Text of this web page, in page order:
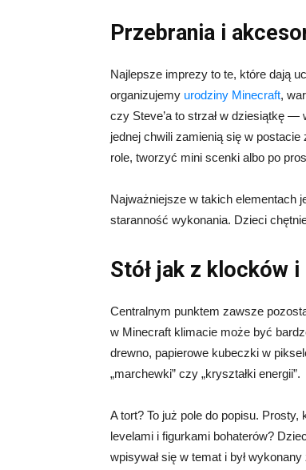
Przebrania i
Najlepsze imprezy to te, które dają
organizujemy urodziny Minecraft,
czy Steve’a to strzał w dziesiątkę —
jednej chwili zamienią się w
role, tworzyć mini scenki albo po
Najważniejsze w takich elementach
staranność wykonania. Dzieci
Stół jak z klocków
Centralnym punktem zawsze
w Minecraft klimacie może być
drewno, papierowe kubeczki w
„marchewki” czy „kryształki energii”.
A tort? To już pole do popisu.
levelami i figurkami bohaterów?
wpisywał się w temat i był